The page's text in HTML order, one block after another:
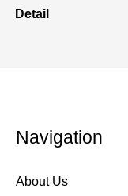
Detail
Navigation
About Us